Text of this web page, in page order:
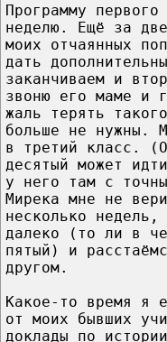
Программу
неделю. Ещё за
моих отчаянных
дать
заканчиваем и
звоню его маме и
жаль терять
больше не нужны.
в третий класс.
десятый может
у него там с
Мирека мне не
несколько недель,
далеко (то ли в
пятый) и
другом.
Какое-то время я
от моих бывших
доклады по